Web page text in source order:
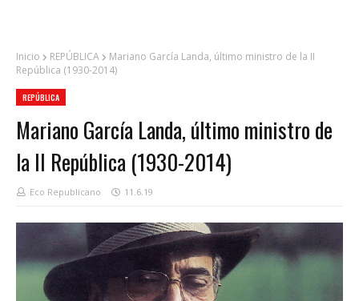
Inicio REPÚBLICA
Mariano García Landa, último ministro de la II
República (1930-2014)
REPÚBLICA
Mariano García Landa, último ministro de
la II República (1930-2014)
Eco Republicano 11.6.19